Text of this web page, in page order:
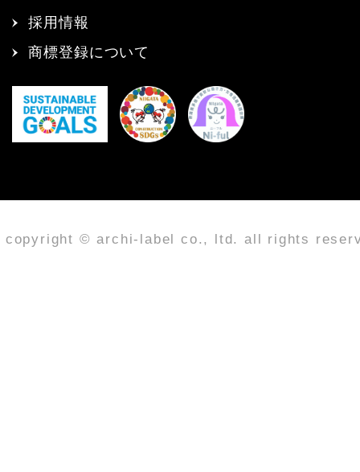
採用情報
商標登録について
copyright © archi-label co., ltd. all rights